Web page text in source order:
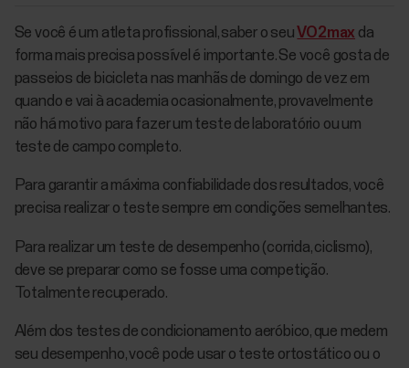
Se você é um atleta profissional, saber o seu VO2max da
forma mais precisa possível é importante. Se você gosta de
passeios de bicicleta nas manhãs de domingo de vez em
quando e vai à academia ocasionalmente, provavelmente
não há motivo para fazer um teste de laboratório ou um
teste de campo completo.
Para garantir a máxima confiabilidade dos resultados, você
precisa realizar o teste sempre em condições semelhantes.
Para realizar um teste de desempenho (corrida, ciclismo),
deve se preparar como se fosse uma competição.
Totalmente recuperado.
Além dos testes de condicionamento aeróbico, que medem
seu desempenho, você pode usar o teste ortostático ou o